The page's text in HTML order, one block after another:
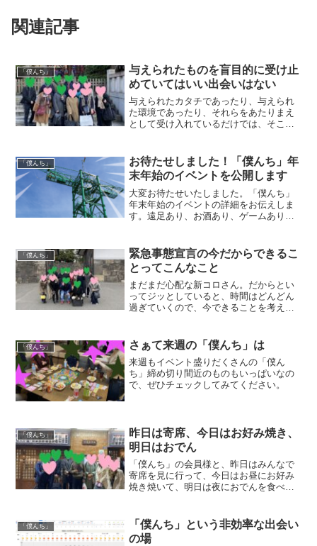
関連記事
「僕んち」
与えられたものを盲目的に受け止
めていてはいい出会いはない
与えられたカタチであったり、与えられ
た環境であったり、それらをあたりまえ
として受け入れているだけでは、そこに
かを考え行動していくことが大事なこと
です。
「僕んち」
お待たせしました！「僕んち」年
末年始のイベントを公開します
大変お待たせいたしました。「僕んち」
年末年始のイベントの詳細をお伝えしま
す。遠足あり、お酒あり、ゲームあり、
「僕んち」
緊急事態宣言の今だからできるこ
とってこんなこと
まだまだ心配な新コロさん。だからとい
ってジッとしていると、時間はどんどん
過ぎていくので、今できることを考えて
「僕んち」 さぁて来週の「僕んち」は
来週もイベント盛りだくさんの「僕ん
ち」締め切り間近のものもいっぱいなの
で、ぜひチェックしてみてください。
「僕んち」
昨日は寄席、今日はお好み焼き、
明日はおでん
「僕んち」の会員様と、昨日はみんなで
寄席を見に行って、今日はお昼にお好み
焼き焼いて、明日は夜におでんを食べま
で、詳しくは本文をご覧ください！！
「僕んち」
「僕んち」という非効率な出会い
の場